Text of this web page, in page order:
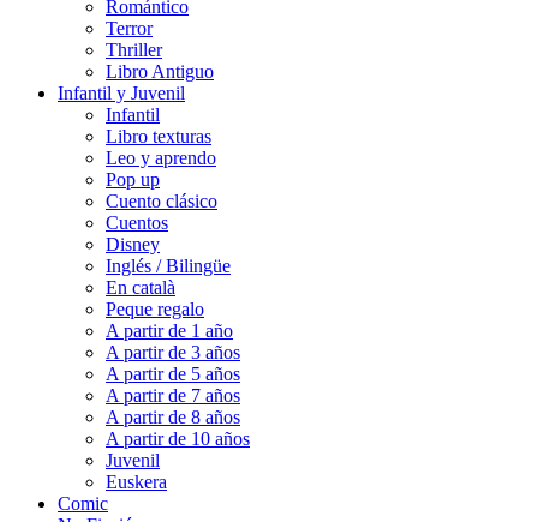
Romántico
Terror
Thriller
Libro Antiguo
Infantil y Juvenil
Infantil
Libro texturas
Leo y aprendo
Pop up
Cuento clásico
Cuentos
Disney
Inglés / Bilingüe
En català
Peque regalo
A partir de 1 año
A partir de 3 años
A partir de 5 años
A partir de 7 años
A partir de 8 años
A partir de 10 años
Juvenil
Euskera
Comic